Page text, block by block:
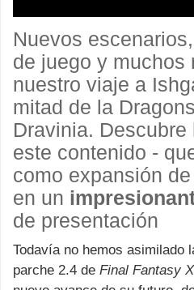
Nuevos
de juego y muchos
nuestro viaje a
mitad de la
Dravinia.
este contenido -
como expansión
en un
de presentación
Todavía no hemos asimilado
parche 2.4 de Final Fantasy